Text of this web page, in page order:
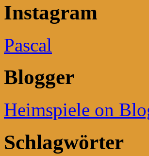
Instagram
Pascal
Blogger
Heimspiele on
Schlagwörter